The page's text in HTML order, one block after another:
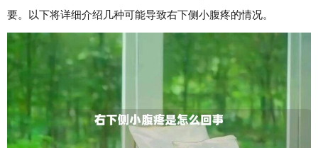
要。以下将详细介绍几种可能导致右下侧小腹疼的情况。